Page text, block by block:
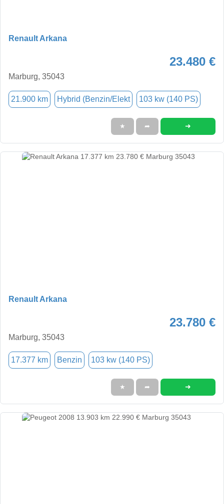
Renault Arkana
23.480 €
Marburg, 35043
21.900 km Hybrid (Benzin/Elekt 103 kw (140 PS)
★ ➦ ➜
Renault Arkana
23.780 €
Marburg, 35043
17.377 km Benzin 103 kw (140 PS)
★ ➦ ➜